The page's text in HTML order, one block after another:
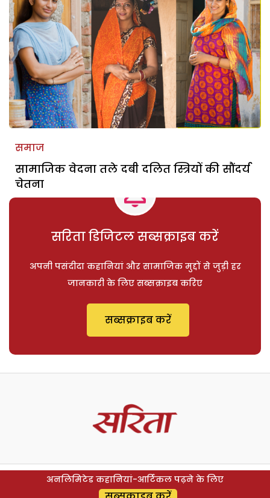
समाज
सामाजिक वेदना तले दबी दलित स्त्रियों की सौंदर्य
चेतना
सरिता डिजिटल सब्सक्राइब करें
अपनी पसंदीदा कहानियां और सामाजिक मुद्दों से जुड़ी हर
जानकारी के लिए सब्सक्राइब करिए
सब्सक्राइब करें
अनलिमिटेड कहानियां-आर्टिकल पढ़ने के लिए